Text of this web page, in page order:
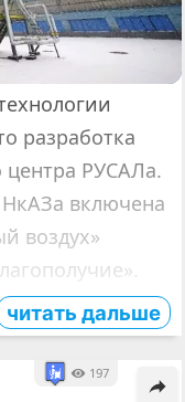
разработка
центра РУСАЛа.
включена
воздух»
читать дальше
197